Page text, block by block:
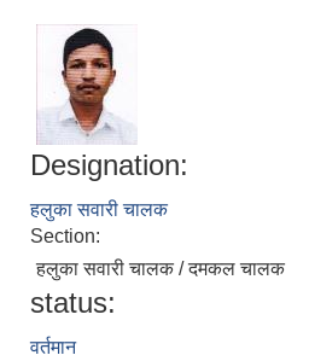
Designation:
हलुका सवारी चालक
Section:
हलुका सवारी चालक / दमकल चालक
status:
वर्तमान